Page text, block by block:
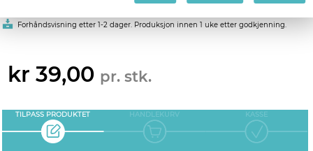
Forhåndsvisning etter 1-2 dager. Produksjon innen 1 uke etter godkjenning.
kr 39,00 pr. stk.
TILPASS PRODUKTET HANDLEKURV KASSE